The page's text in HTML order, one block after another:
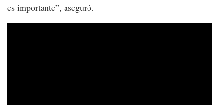
es importante”, aseguró.